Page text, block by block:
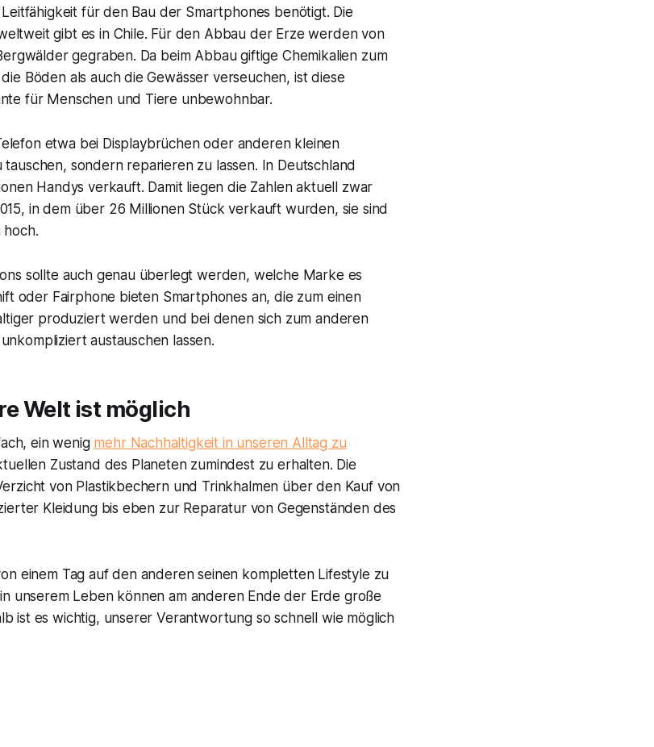
für den Bau der Smartphones benötigt. Die
gibt es in Chile. Für den Abbau der Erze werden von
gegraben. Da beim Abbau giftige Chemikalien zum
Böden als auch die Gewässer verseuchen, ist diese
für Menschen und Tiere unbewohnbar.
etwa bei Displaybrüchen oder anderen kleinen
sondern reparieren zu lassen. In Deutschland
Handys verkauft. Damit liegen die Zahlen aktuell zwar
in dem über 26 Millionen Stück verkauft wurden, sie sind
hoch.
sollte auch genau überlegt werden, welche Marke es
oder Fairphone bieten Smartphones an, die zum einen
produziert werden und bei denen sich zum anderen
austauschen lassen.
Welt ist möglich
ein wenig mehr Nachhaltigkeit in unseren Alltag zu
Zustand des Planeten zumindest zu erhalten. Die
von Plastikbechern und Trinkhalmen über den Kauf von
Kleidung bis eben zur Reparatur von Gegenständen des
einem Tag auf den anderen seinen kompletten Lifestyle zu
unserem Leben können am anderen Ende der Erde große
ist es wichtig, unserer Verantwortung so schnell wie möglich